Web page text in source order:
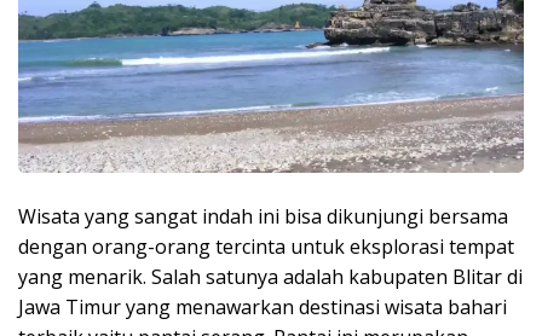
Wisata yang sangat indah ini bisa dikunjungi bersama
dengan orang-orang tercinta untuk eksplorasi tempat
yang menarik. Salah satunya adalah kabupaten Blitar di
Jawa Timur yang menawarkan destinasi wisata bahari